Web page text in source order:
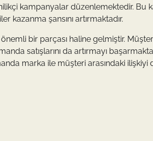
kampanyalar düzenlemektedir. Bu
şansını artırmaktadır.
bir parçası haline gelmiştir.
satışlarını da artırmayı
marka ile müşteri arasındaki ilişkiyi